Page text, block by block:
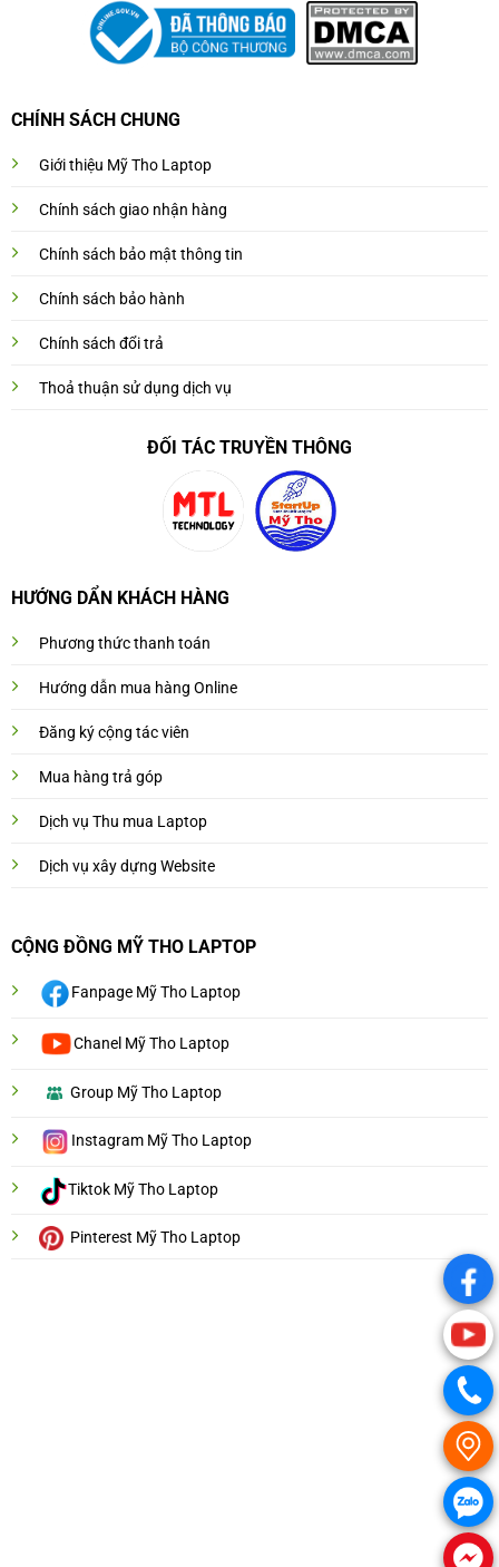
CHÍNH SÁCH CHUNG
Giới thiệu Mỹ Tho Laptop
Chính sách giao nhận hàng
Chính sách bảo mật thông tin
Chính sách bảo hành
Chính sách đổi trả
Thoả thuận sử dụng dịch vụ
ĐỐI TÁC TRUYỀN THÔNG
HƯỚNG DẨN KHÁCH HÀNG
Phương thức thanh toán
Hướng dẫn mua hàng Online
Đăng ký cộng tác viên
Mua hàng trả góp
Dịch vụ Thu mua Laptop
Dịch vụ xây dựng Website
CỘNG ĐỒNG MỸ THO LAPTOP
Fanpage Mỹ Tho Laptop
Chanel Mỹ Tho Laptop
Group Mỹ Tho Laptop
Instagram Mỹ Tho Laptop
Tiktok Mỹ Tho Laptop
Pinterest Mỹ Tho Laptop
.
.
.
.
.
.